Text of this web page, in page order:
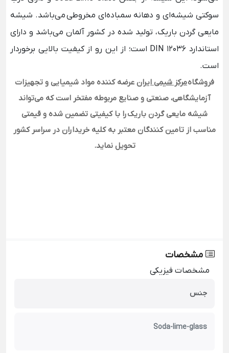
سوکتی شیشه‌ای و دهانه سمباده‌ای مخروطی می‌باشد. شیشه
مایعی گردن‌ باریک، تولید شده در کشور آلمان می‌باشد و دارای
استاندارد DIN 12036 است؛ از این رو از کیفیت بالایی برخوردار
است.
فروشگاهمرکز شیمی ایران عرضه کننده مواد شیمیایی و تجهیزات
آزمایشگاهی، صنعتی و صنایع مربوطه مفتخر است که می‌تواند
شیشه مایعی گردن‌ باریکرا با کیفیتی تضمین شده و قیمتی
مناسب از تامین کنندگان معتبر به کلیه خریداران در سراسر کشور
تحویل نماید.
مشخصات
مشخصات فیزیکی
جنس
Soda-lime-glass